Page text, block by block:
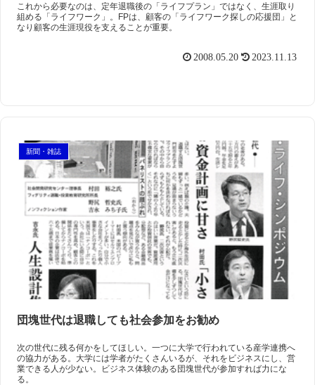
これから必要なのは、定年退職後の「ライフプラン」ではなく、生涯取り
組める「ライフワーク」。FPは、顧客の「ライフワーク探しの応援団」と
なり顧客の生涯現役を支えることが重要。
2008.05.20 2023.11.13
新聞・雑誌
団塊世代は退職しても社会参加をお勧め
次の世代に残る何かをしてほしい。一つに大学で行われている産学連携へ
の協力がある。大学には学者がたくさんいるが、それをビジネスにし、営
業できる人が少ない。ビジネス体験のある団塊世代が参加すれば力にな
る。